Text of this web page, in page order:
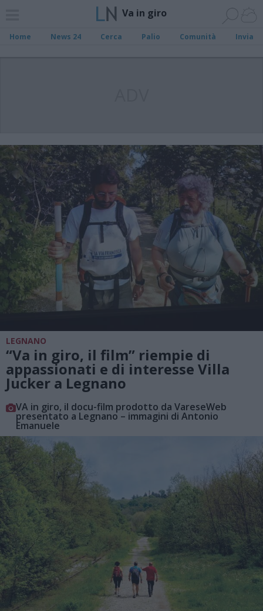
Va in giro
Home News 24 Cerca Palio Comunità Invia
LEGNANO
“Va in giro, il film” riempie di
appassionati e di interesse Villa
Jucker a Legnano
VA in giro, il docu-film prodotto da VareseWeb
presentato a Legnano – immagini di Antonio
Emanuele